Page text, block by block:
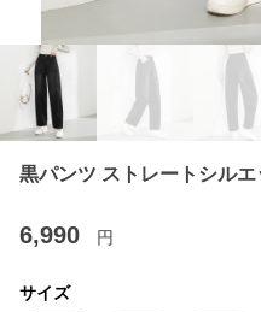
黒パンツ ストレートシル
6,990 円
サイズ